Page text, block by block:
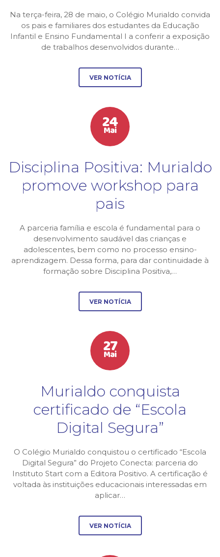
Na terça-feira, 28 de maio, o Colégio Murialdo convida
os pais e familiares dos estudantes da Educação
Infantil e Ensino Fundamental I a conferir a exposição
de trabalhos desenvolvidos durante…
VER NOTÍCIA
24
Mai
Disciplina Positiva: Murialdo
promove workshop para
pais
A parceria família e escola é fundamental para o
desenvolvimento saudável das crianças e
adolescentes, bem como no processo ensino-
aprendizagem. Dessa forma, para dar continuidade à
formação sobre Disciplina Positiva,…
VER NOTÍCIA
27
Mai
Murialdo conquista
certificado de “Escola
Digital Segura”
O Colégio Murialdo conquistou o certificado “Escola
Digital Segura” do Projeto Conecta: parceria do
Instituto Start com a Editora Positivo. A certificação é
voltada às instituições educacionais interessadas em
aplicar…
VER NOTÍCIA